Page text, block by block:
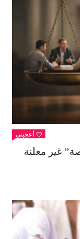
أعجبني
غير معلنة